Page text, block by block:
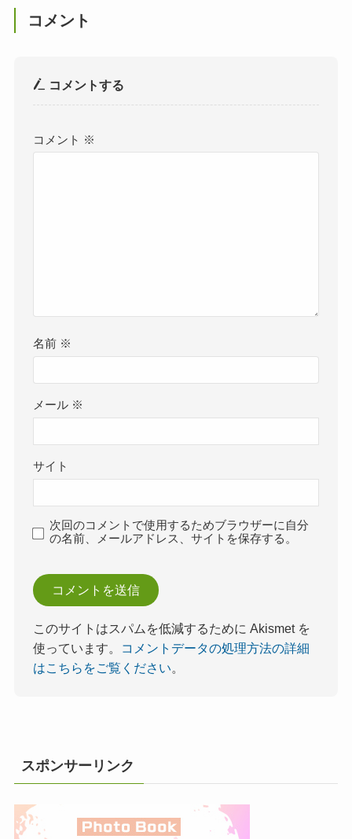
コメント
コメントする
コメント ※
名前 ※
メール ※
サイト
次回のコメントで使用するためブラウザーに自分
の名前、メールアドレス、サイトを保存する。
このサイトはスパムを低減するために Akismet を
使っています。
コメントデータの処理方法の詳細
はこちらをご覧ください。
スポンサーリンク